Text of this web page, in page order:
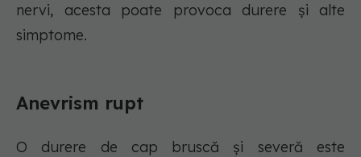
nervi, acesta poate provoca durere și alte
simptome.
Anevrism rupt
O durere de cap bruscă și severă este